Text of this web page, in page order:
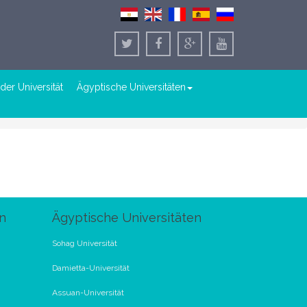
Universität
Ägyptische Universitäten
Ägyptische Universitäten
Sohag Universität
Damietta-Universität
Assuan-Universität